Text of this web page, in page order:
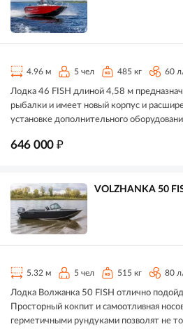
4.96 м 5 чел 485 кг 60
Лодка 46 FISH длиной 4,58 м
рыбалки и имеет новый корпус и
установке дополнительного
646 000 ₽
VOLZHANKA 50
5.32 м 5 чел 515 кг 80
Лодка Волжанка 50 FISH отлично
Просторный кокпит и самоотливная
герметичными рундуками позволят не